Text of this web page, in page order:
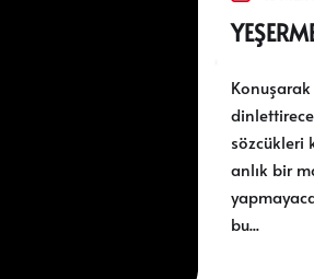
Konuşarak
sözcükleri
anlık bir
bu...